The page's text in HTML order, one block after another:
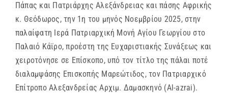
Πάπας και Πατριάρχης Αλεξάνδρειας και πάσης Αφρικής
κ. Θεόδωρος, την 1η του μηνός Νοεμβρίου 2025, στην
παλαίφατη Ιερά Πατριαρχική Μονή Αγίου Γεωργίου στο
Παλαιό Κάϊρο, προέστη της Ευχαριστιακής Συνάξεως και
χειροτόνησε σε Επίσκοπο, υπό τον τίτλο της πάλαι ποτέ
διαλαμψάσης Επισκοπής Μαρεώτιδος, τον Πατριαρχικό
Επίτροπο Αλεξανδρείας Αρχιμ. Δαμασκηνό (Al-azrai).